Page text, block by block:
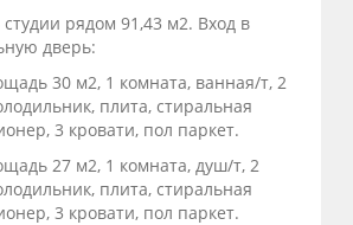
рядом 91,43 м2. Вход в
дверь:
30 м2, 1 комната, ванная/т, 2
плита, стиральная
3 кровати, пол паркет.
27 м2, 1 комната, душ/т, 2
плита, стиральная
3 кровати, пол паркет.